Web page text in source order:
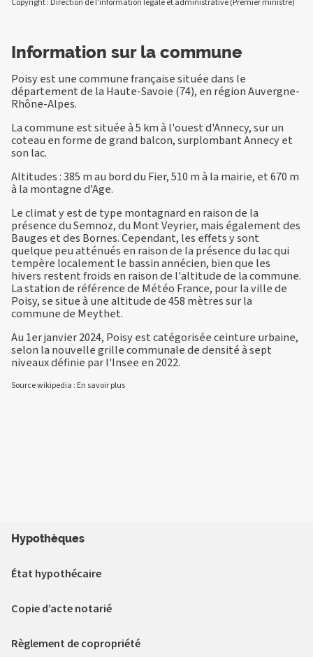
Copyright : Direction de l'information légale et administrative (Premier ministre)
Information sur la commune
Poisy est une commune française située dans le
département de la Haute-Savoie (74), en région Auvergne-
Rhône-Alpes.
La commune est située à 5 km à l'ouest d'Annecy, sur un
coteau en forme de grand balcon, surplombant Annecy et
son lac.
Altitudes : 385 m au bord du Fier, 510 m à la mairie, et 670 m
à la montagne d'Age.
Le climat y est de type montagnard en raison de la
présence du Semnoz, du Mont Veyrier, mais également des
Bauges et des Bornes. Cependant, les effets y sont
quelque peu atténués en raison de la présence du lac qui
tempère localement le bassin annécien, bien que les
hivers restent froids en raison de l'altitude de la commune.
La station de référence de Météo France, pour la ville de
Poisy, se situe à une altitude de 458 mètres sur la
commune de Meythet.
Au 1er janvier 2024, Poisy est catégorisée ceinture urbaine,
selon la nouvelle grille communale de densité à sept
niveaux définie par l'Insee en 2022.
Source wikipedia : En savoir plus
Hypothèques
État hypothécaire
Copie d’acte notarié
Règlement de copropriété